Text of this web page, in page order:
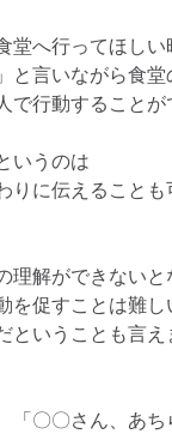
堂へ行ってほしい
と言いながら食
で行動することが
いうのは
りに伝えることも
理解ができないと
を促すことは難し
ということも言え
〇〇さん、あち